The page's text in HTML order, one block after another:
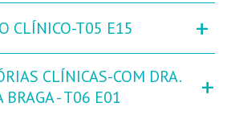
CLÍNICO-T05 E15 +
CLÍNICAS-COM DRA.
BRAGA - T06 E01
+